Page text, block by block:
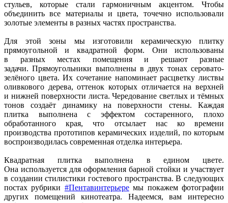
стульев, которые стали гармоничным акцентом. Чтобы
объединить все материалы и цвета, точечно использовали
золотые элементы в разных частях пространства.
Для этой зоны мы изготовили керамическую плитку
прямоугольной и квадратной форм. Они использованы
в разных местах помещения и решают разные
задачи.Прямоугольники выполнены в двух тонах серовато-
зелёного цвета. Их сочетание напоминает расцветку листвы
оливкового дерева, оттенок которых отличается на верхней
и нижней поверхности листа. Чередование светлых и тёмных
тонов создаёт динамику на поверхности стены. Каждая
плитка выполнена с эффектом состаренного, плохо
обработанного края, что отсылает нас ко времени
производства прототипов керамических изделий, по которым
воспроизводилась современная отделка интерьера.
Квадратная плитка выполнена в едином цвете.
Она используется для оформления барной стойки и участвует
в создании стилистики гостевого пространства.В следующих
постах рубрики #Пентавинтерьеремы покажем фотографии
других помещений кинотеатра. Надеемся, вам интересно